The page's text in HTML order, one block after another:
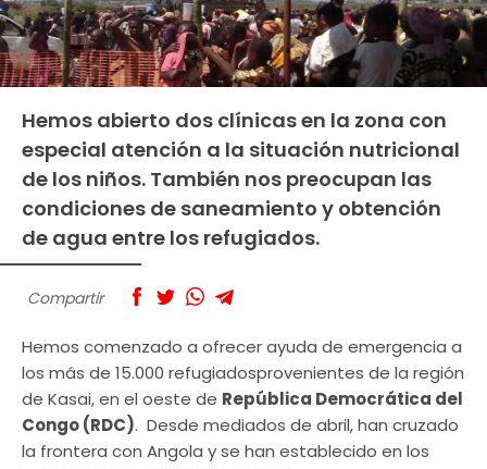
Hemos abierto dos clínicas en la zona con
especial atención a la situación nutricional
de los niños. También nos preocupan las
condiciones de saneamiento y obtención
de agua entre los refugiados.
Compartir
Hemos comenzado a ofrecer ayuda de emergencia a
los más de 15.000 refugiadosprovenientes de la región
de Kasai, en el oeste de República Democrática del
Congo (RDC). Desde mediados de abril, han cruzado
la frontera con Angola y se han establecido en los